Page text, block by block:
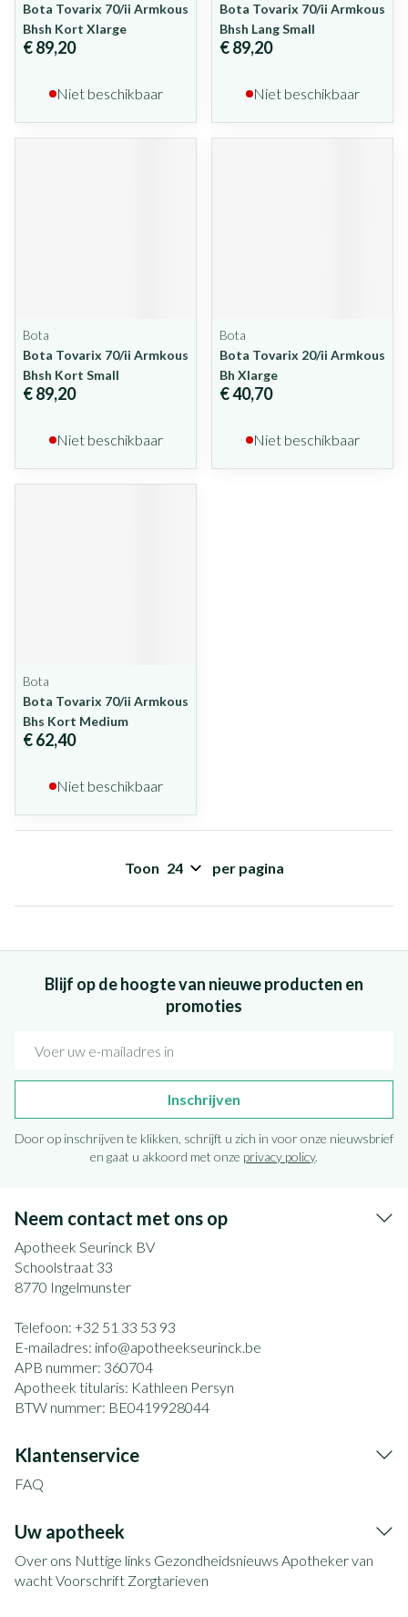
Bota Tovarix 70/ii Armkous
Bhsh Kort Xlarge
€ 89,20
Niet beschikbaar
Bota Tovarix 70/ii Armkous
Bhsh Lang Small
€ 89,20
Niet beschikbaar
Bota
Bota Tovarix 70/ii Armkous
Bhsh Kort Small
€ 89,20
Niet beschikbaar
Bota
Bota Tovarix 20/ii Armkous
Bh Xlarge
€ 40,70
Niet beschikbaar
Bota
Bota Tovarix 70/ii Armkous
Bhs Kort Medium
€ 62,40
Niet beschikbaar
Toon per pagina
Blijf op de hoogte van nieuwe producten en
promoties
Inschrijven
Door op inschrijven te klikken, schrijft u zich in voor onze nieuwsbrief
en gaat u akkoord met onze privacy policy.
Neem contact met ons op
Apotheek Seurinck BV
Schoolstraat 33
8770 Ingelmunster
Telefoon: +32 51 33 53 93
E-mailadres: info@apotheekseurinck.be
APB nummer: 360704
Apotheek titularis: Kathleen Persyn
BTW nummer: BE0419928044
Klantenservice
FAQ
Uw apotheek
Over ons Nuttige links Gezondheidsnieuws Apotheker van
wachtVoorschrift Zorgtarieven